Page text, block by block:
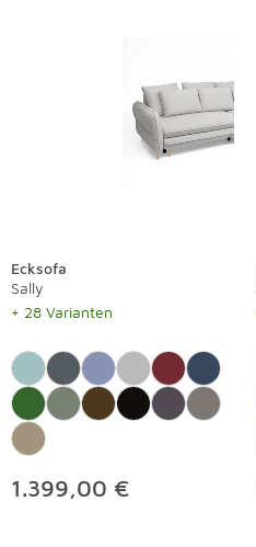
Ecksofa
Sally
+ 28 Varianten
1.399,00 €